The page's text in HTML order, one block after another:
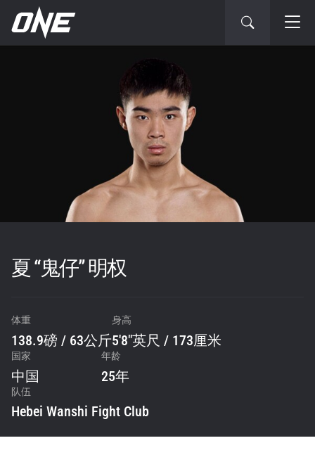
夏 “鬼仔” 明权
体重
138.9磅 / 63公斤
身高
5'8"英尺 / 173厘米
国家
中国
年龄
25年
队伍
Hebei Wanshi Fight Club